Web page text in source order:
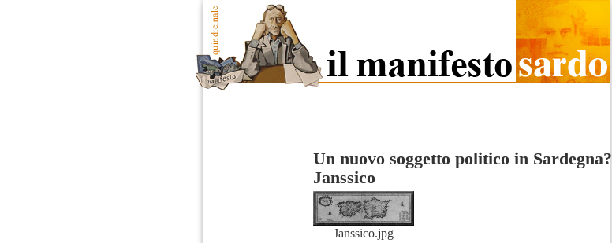
Un nuovo soggetto politico in Sardegna?
Janssico
Janssico.jpg